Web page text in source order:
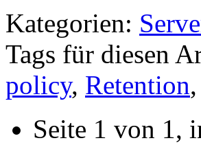
Kategorien:
Tags für diesen
policy, Retention,
Seite 1 von 1,